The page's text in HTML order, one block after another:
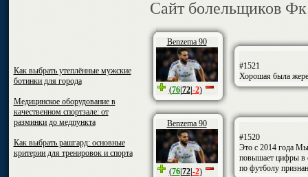
Cайт болельщиков
Как выбрать утеплённые мужские
ботинки для города
Медицинское оборудование в
качественном спортзале: от
разминки до медпункта
Как выбрать рашгард: основные
критерии для тренировок и спорта
Benzema 90
(76|72|-2)
#1521
Хорошая была
Benzema 90
(76|72|-2)
#1520
Это с 2014 года
повышает цифры в
по футболу